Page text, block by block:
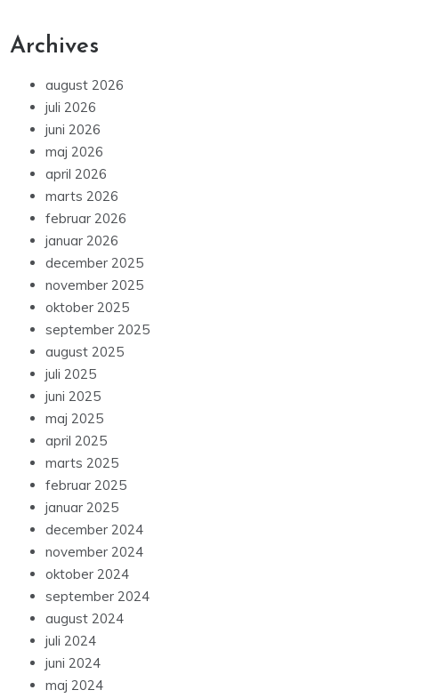
Archives
august 2026
juli 2026
juni 2026
maj 2026
april 2026
marts 2026
februar 2026
januar 2026
december 2025
november 2025
oktober 2025
september 2025
august 2025
juli 2025
juni 2025
maj 2025
april 2025
marts 2025
februar 2025
januar 2025
december 2024
november 2024
oktober 2024
september 2024
august 2024
juli 2024
juni 2024
maj 2024